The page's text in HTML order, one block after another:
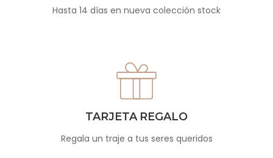
Hasta 14 días en nueva colección stock
TARJETA REGALO
Regala un traje a tus seres queridos